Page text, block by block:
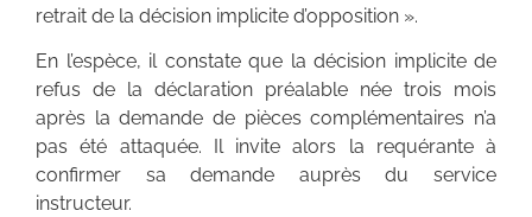
retrait de la décision implicite d’opposition ».
En l’espèce, il constate que la décision implicite de
refus de la déclaration préalable née trois mois
après la demande de pièces complémentaires n’a
pas été attaquée. Il invite alors la requérante à
confirmer sa demande auprès du service
instructeur.